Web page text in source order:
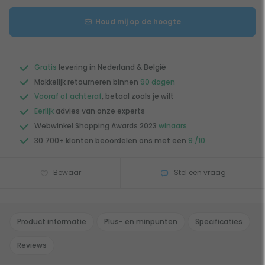
Houd mij op de hoogte
Gratis levering in Nederland & België
Makkelijk retourneren binnen 90 dagen
Vooraf of achteraf, betaal zoals je wilt
Eerlijk advies van onze experts
Webwinkel Shopping Awards 2023 winaars
30.700+ klanten beoordelen ons met een 9 /10
Bewaar Stel een vraag
Product informatie Plus- en minpunten Specificaties
Reviews